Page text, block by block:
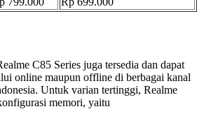
C85 Series juga tersedia dan dapat
online maupun offline di berbagai kanal
Untuk varian tertinggi, Realme
memori, yaitu